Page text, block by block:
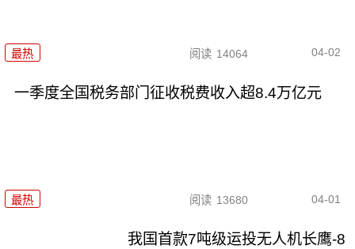
最热 阅读 14064 04-02
一季度全国税务部门征收税费收入超8.4万亿元
最热 阅读 13680 04-01
我国首款7吨级运投无人机长鹰-8